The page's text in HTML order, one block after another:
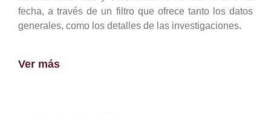
fecha, a través de un filtro que ofrece tanto los datos
generales, como los detalles de las investigaciones.
Ver más